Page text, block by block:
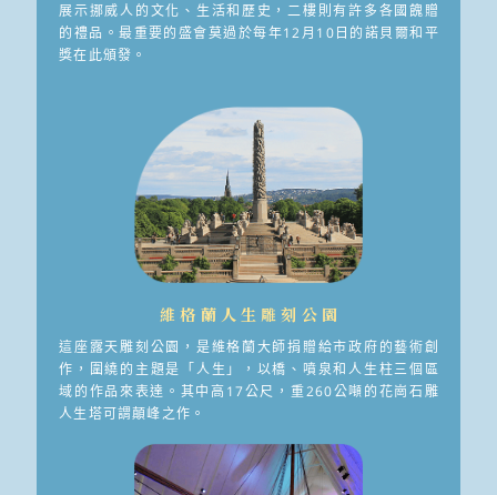
展示挪威人的文化、生活和歷史，二樓則有許多各國餽贈
的禮品。最重要的盛會莫過於每年12月10日的諾貝爾和平
獎在此頒發。
維格蘭人生雕刻公園
這座露天雕刻公園，是維格蘭大師捐贈給市政府的藝術創
作，圍繞的主題是「人生」，以橋、噴泉和人生柱三個區
域的作品來表達。其中高17公尺，重260公噸的花崗石雕
人生塔可謂顛峰之作。